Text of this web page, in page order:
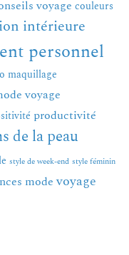
voyage couleurs
intérieure
personnel
maquillage
voyage
productivité
de la peau
style de week-end style féminin
modevoyage